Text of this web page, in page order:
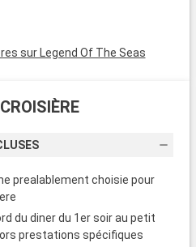
sur Legend Of The Seas
prealablement choisie pour
du diner du 1er soir au petit
prestations spécifiques